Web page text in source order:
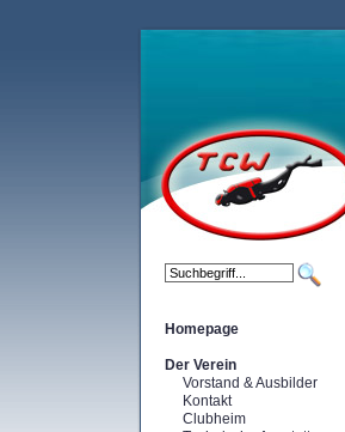
Homepage
Der Verein
Vorstand & Ausbilder
Kontakt
Clubheim